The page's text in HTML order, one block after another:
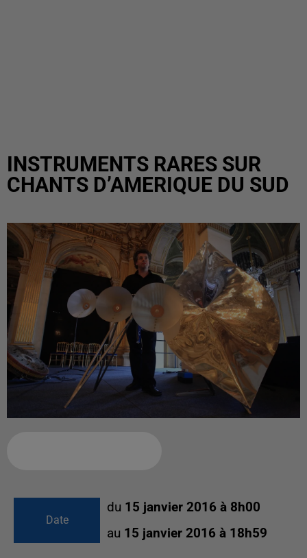
INSTRUMENTS RARES SUR
CHANTS D’AMERIQUE DU SUD
Date
du 15 janvier 2016 à 8h00
au 15 janvier 2016 à 18h59